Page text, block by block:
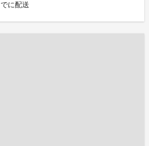
に配送